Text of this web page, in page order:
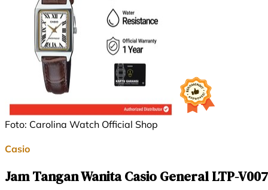
Foto: Carolina Watch Official Shop
Casio
Jam Tangan Wanita Casio General LTP-